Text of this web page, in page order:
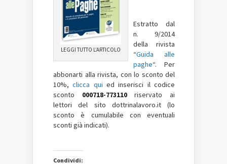
LEGGI TUTTO L’ARTICOLO
Estratto dal
n. 9/2014
della rivista
“Guida alle
paghe“. Per
abbonarti alla rivista, con lo sconto del
10%,clicca quied inserisci il codice
sconto 000718-773110riservato ai
lettori del sito dottrinalavoro.it (lo
sconto è cumulabile con eventuali
sconti già indicati).
Condividi: